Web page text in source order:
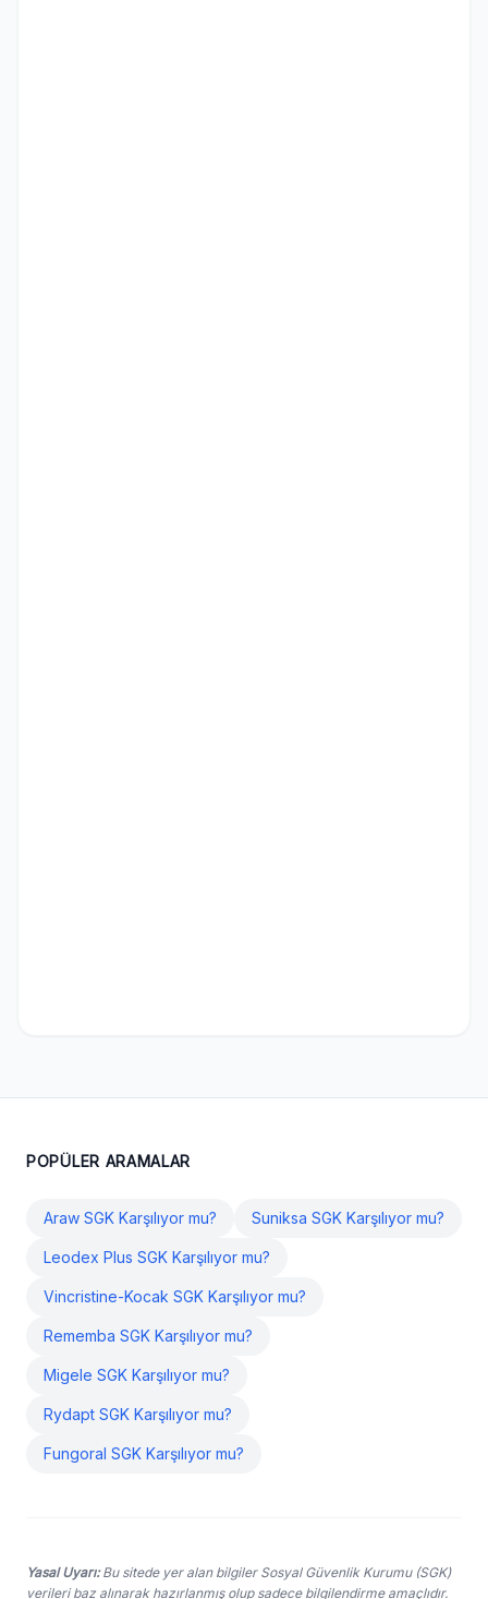
POPÜLER ARAMALAR
Araw SGK Karşılıyor mu? Suniksa SGK Karşılıyor mu?
Leodex Plus SGK Karşılıyor mu?
Vincristine-Kocak SGK Karşılıyor mu?
Rememba SGK Karşılıyor mu?
Migele SGK Karşılıyor mu?
Rydapt SGK Karşılıyor mu?
Fungoral SGK Karşılıyor mu?
Yasal Uyarı:Bu sitede yer alan bilgiler Sosyal Güvenlik Kurumu (SGK)
verileri baz alınarak hazırlanmış olup sadece bilgilendirme amaçlıdır.